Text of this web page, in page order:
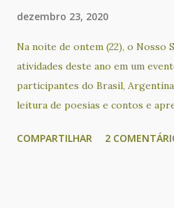
dezembro 23, 2020
Na noite de ontem (22), o Nosso
atividades deste ano em um
participantes do Brasil,
leitura de poesias e contos e
desde que o evento passou a
COMPARTILHAR 2